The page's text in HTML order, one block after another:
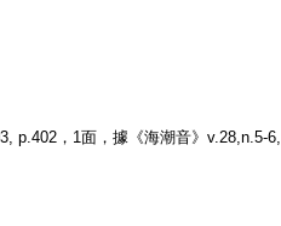
p.402，1面，據《海潮音》v.28,n.5-6,